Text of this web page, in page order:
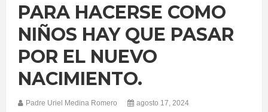
PARA HACERSE COMO
NIÑOS HAY QUE PASAR
POR EL NUEVO
NACIMIENTO.
Padre Uriel Medina Romero
agosto 17, 2024